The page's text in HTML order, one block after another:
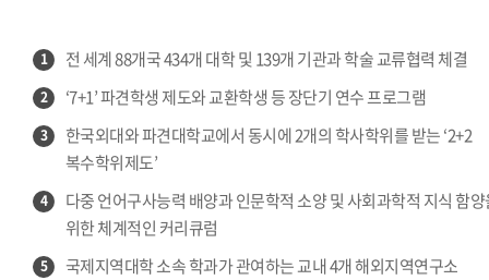
1 전 세계 88개국 434개 대학 및 139개 기관과 학술 교류협력 체결
2 ‘7+1’ 파견학생 제도와 교환학생 등 장단기 연수 프로그램
3
한국외대와 파견대학교에서 동시에 2개의 학사학위를 받는 ‘2+2
복수학위제도’
4
다중 언어구사능력 배양과 인문학적 소양 및 사회과학적 지식 함
위한 체계적인 커리큐럼
5
국제지역대학 소속 학과가 관여하는 교내 4개 해외지역연구소